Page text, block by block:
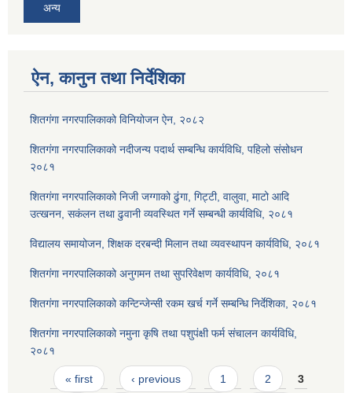
अन्य
ऐन, कानुन तथा निर्देशिका
शितगंगा नगरपालिकाको विनियोजन ऐन, २०८२
शितगंगा नगरपालिकाको नदीजन्य पदार्थ सम्बन्धि कार्यविधि, पहिलो संसोधन
२०८१
शितगंगा नगरपालिकाको निजी जग्गाको ढुंगा, गिट्टी, वालुवा, माटो आदि
उत्खनन, सकंलन तथा ढुवानी व्यवस्थित गर्ने सम्बन्धी कार्यविधि, २०८१
विद्यालय समायोजन, शिक्षक दरबन्दी मिलान तथा व्यवस्थापन कार्यविधि, २०८१
शितगंगा नगरपालिकाको अनुगमन तथा सुपरिवेक्षण कार्यविधि, २०८१
शितगंगा नगरपालिकाको कन्टिन्जेन्सी रकम खर्च गर्ने सम्बन्धि निर्देशिका, २०८१
शितगंगा नगरपालिकाको नमुना कृषि तथा पशुपंक्षी फर्म संचालन कार्यविधि,
२०८१
Pages
« first ‹ previous 1 2 3